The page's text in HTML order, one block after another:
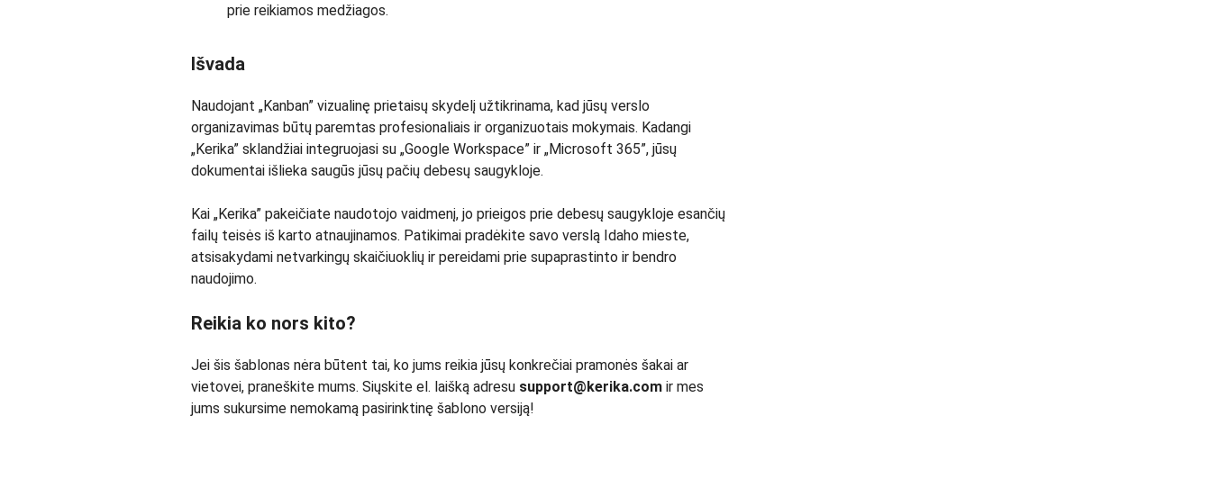
prie reikiamos medžiagos.
Išvada
Naudojant „Kanban” vizualinę prietaisų skydelį užtikrinama, kad jūsų verslo
organizavimas būtų paremtas profesionaliais ir organizuotais mokymais. Kadangi
„Kerika” sklandžiai integruojasi su „Google Workspace” ir „Microsoft 365”, jūsų
dokumentai išlieka saugūs jūsų pačių debesų saugykloje.
Kai „Kerika” pakeičiate naudotojo vaidmenį, jo prieigos prie debesų saugykloje esančių
failų teisės iš karto atnaujinamos. Patikimai pradėkite savo verslą Idaho mieste,
atsisakydami netvarkingų skaičiuoklių ir pereidami prie supaprastinto ir bendro
naudojimo.
Reikia ko nors kito?
Jei šis šablonas nėra būtent tai, ko jums reikia jūsų konkrečiai pramonės šakai ar
vietovei, praneškite mums. Siųskite el. laišką adresu support@kerika.com ir mes
jums sukursime nemokamą pasirinktinę šablono versiją!